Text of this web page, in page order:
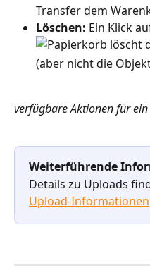
Transfer dem
Löschen: Ein Klick
löscht
(aber nicht die
verfügbare Aktionen für ein
Weiterführende
Details zu Uploads
Upload-Informationen